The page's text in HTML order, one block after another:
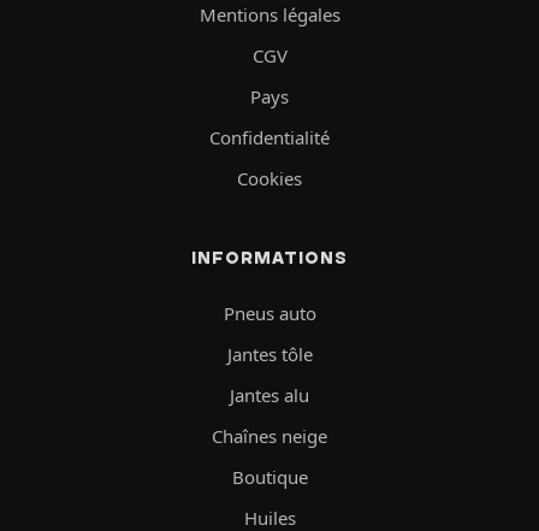
Mentions légales
CGV
Pays
Confidentialité
Cookies
INFORMATIONS
Pneus auto
Jantes tôle
Jantes alu
Chaînes neige
Boutique
Huiles